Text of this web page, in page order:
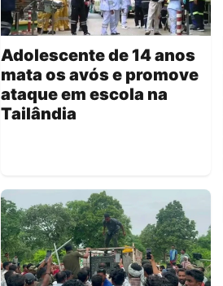
Adolescente de 14 anos
mata os avós e promove
ataque em escola na
Tailândia